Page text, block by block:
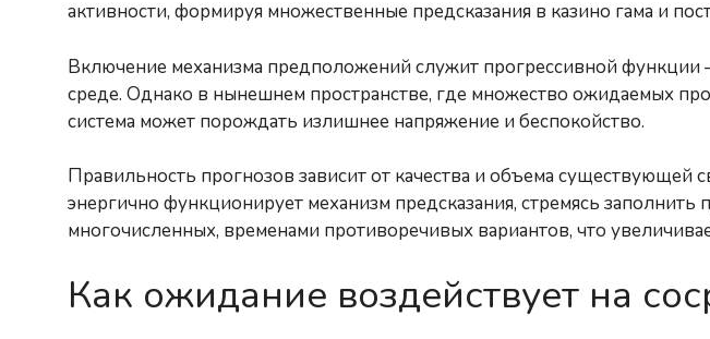
активности, формируя множественные предсказания в казино гама и
Включение механизма предположений служит прогрессивной
среде. Однако в нынешнем пространстве, где множество ожидаемых
система может порождать излишнее напряжение и беспокойство.
Правильность прогнозов зависит от качества и объема
энергично функционирует механизм предсказания, стремясь
многочисленных, временами противоречивых вариантов, что
Как ожидание воздействует на